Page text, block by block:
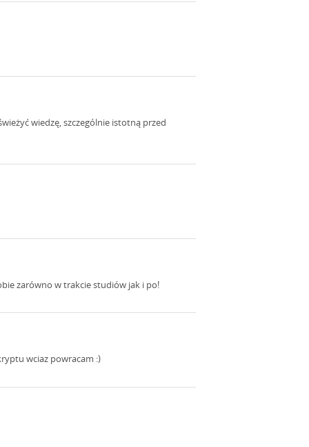
wiedzę, szczególnie istotną przed
zarówno w trakcie studiów jak i po!
wciaz powracam :)